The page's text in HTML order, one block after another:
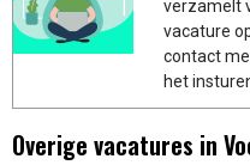
verzamelt
vacature
contact
het
Overige vacatures in